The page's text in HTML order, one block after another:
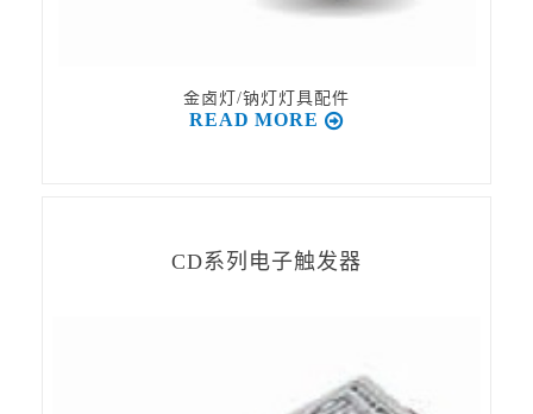
金卤灯/钠灯灯具配件
READ MORE
CD系列电子触发器